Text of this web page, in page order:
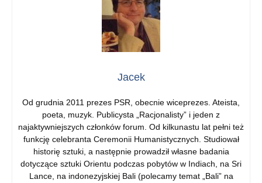
Jacek
Od grudnia 2011 prezes PSR, obecnie wiceprezes. Ateista,
poeta, muzyk. Publicysta „Racjonalisty” i jeden z
najaktywniejszych członków forum. Od kilkunastu lat pełni też
funkcję celebranta Ceremonii Humanistycznych. Studiował
historię sztuki, a następnie prowadził własne badania
dotyczące sztuki Orientu podczas pobytów w Indiach, na Sri
Lance, na indonezyjskiej Bali (polecamy temat „Bali” na